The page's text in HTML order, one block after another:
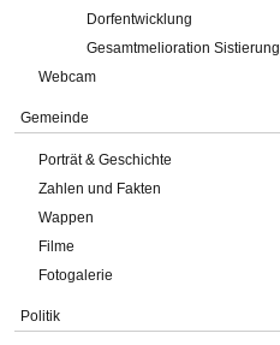
Dorfentwicklung
Gesamtmelioration Sistierung
Webcam
Gemeinde
Porträt & Geschichte
Zahlen und Fakten
Wappen
Filme
Fotogalerie
Politik